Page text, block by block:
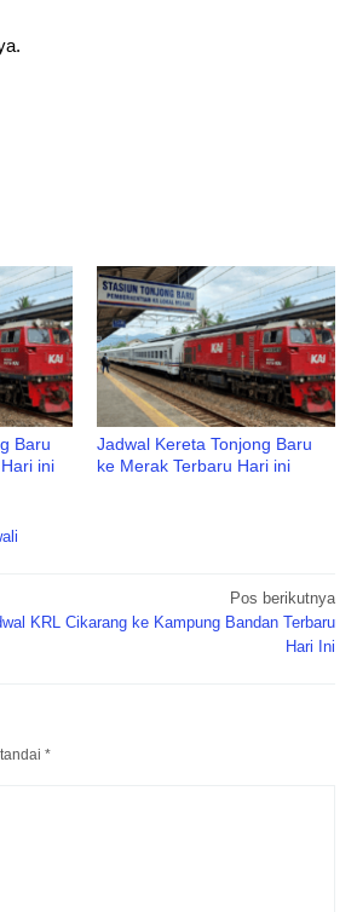
Baru
ini
Jadwal Kereta Tonjong Baru
ke Merak Terbaru Hari ini
Pos berikutnya
KRL Cikarang ke Kampung Bandan Terbaru
Hari Ini
*